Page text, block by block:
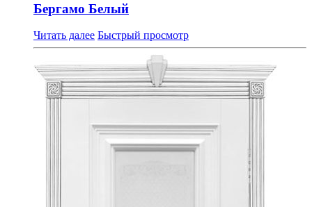
Бергамо Белый
Читать далее Быстрый просмотр